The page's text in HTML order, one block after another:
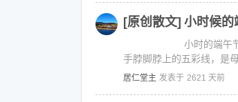
[原创散文] 小时候的
小时的端午节最幸
手脖脚脖上的五彩线，是
居仁堂主 发表于 2621 天前